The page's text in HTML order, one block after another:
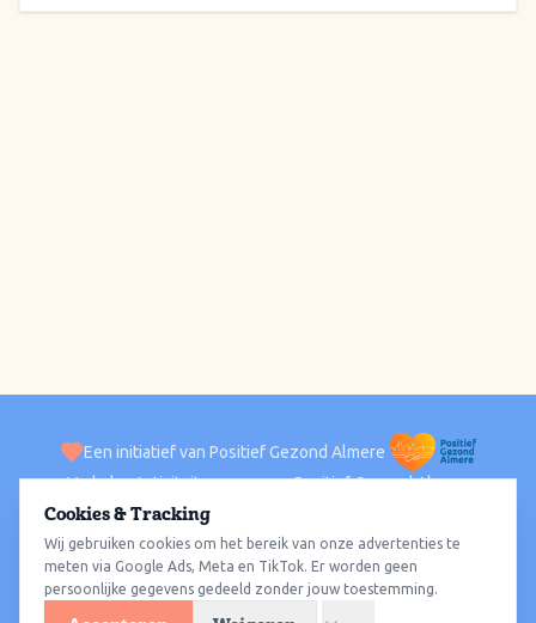
Een initiatief van Positief Gezond Almere
VerhalenActiviteiten Positief Gezond Almere
ACTIVITEITEN PER WIJK
Alle wijkenAlmere HavenAlmere StadAlmere BuitenAlmere Poort
Almere HoutAlmere OosterwoldWat te doen
Cookies & Tracking
Wij gebruiken cookies om het bereik van onze advertenties te
meten via Google Ads, Meta en TikTok. Er worden geen
persoonlijke gegevens gedeeld zonder jouw toestemming.